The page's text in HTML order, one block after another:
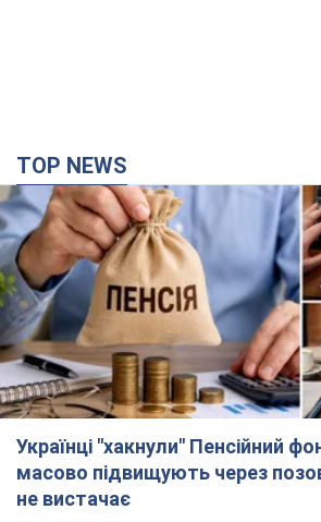
TOP NEWS
Українці "хакнули" Пенсійний
масово підвищують через
не вистачає